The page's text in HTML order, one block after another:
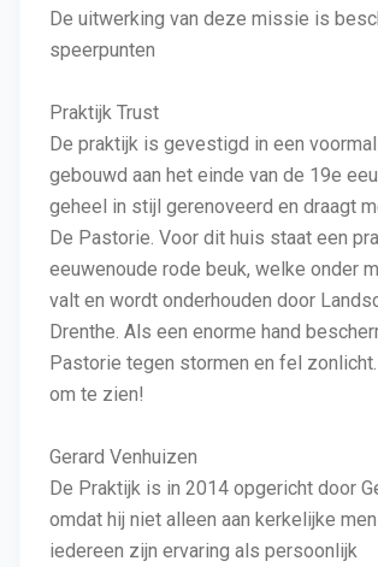
De uitwerking van deze missie is
speerpunten
Praktijk Trust
De praktijk is gevestigd in een
gebouwd aan het einde van de 19e
geheel in stijl gerenoveerd en draagt
De Pastorie. Voor dit huis staat een
eeuwenoude rode beuk, welke onder
valt en wordt onderhouden door
Drenthe. Als een enorme hand
Pastorie tegen stormen en fel
om te zien!
Gerard Venhuizen
De Praktijk is in 2014 opgericht door
omdat hij niet alleen aan kerkelijke
iedereen zijn ervaring als persoonlijk